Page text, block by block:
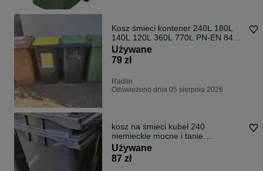
Kosz śmieci kontener 240L 180L
140L 120L 360L 770L PN-EN 840
Dostawa
Używane
79 zł
Radlin
Odświeżono dnia 05 sierpnia 2026
kosz na śmieci kubeł 240
niemieckie mocne i tanie.
BEZPŁATNY dowóz
Używane
87 zł